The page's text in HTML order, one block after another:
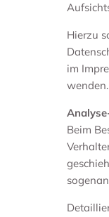
Hierzu
im
wenden.
Beim